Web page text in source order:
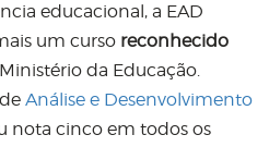
educacional, a EAD
um curso reconhecido
da Educação.
Análise e Desenvolvimento
nota cinco em todos os